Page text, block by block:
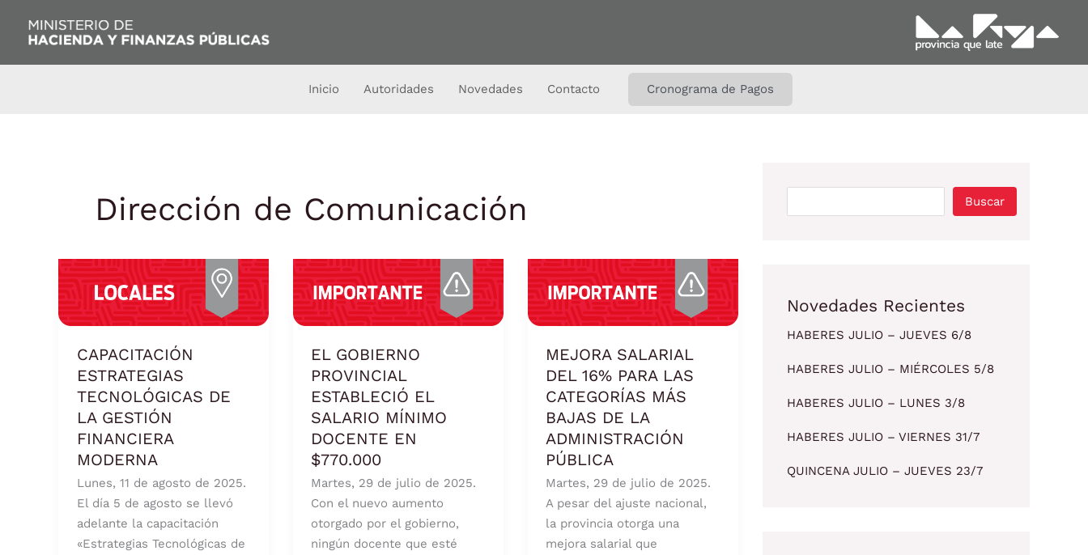
contenido
Inicio Autoridades Novedades Contacto Cronograma de Pagos
Dirección de Comunicación
CAPACITACIÓN
ESTRATEGIAS
TECNOLÓGICAS DE
LA GESTIÓN
FINANCIERA
MODERNA
Lunes, 11 de agosto de 2025.
El día 5 de agosto se llevó
adelante la capacitación
«Estrategias Tecnológicas de
ESTRATEGIAS
DE
LA
GESTIÓN
FINANCIERA
MODERNA
EL GOBIERNO
PROVINCIAL
ESTABLECIÓ EL
SALARIO MÍNIMO
DOCENTE EN
$770.000
Martes, 29 de julio de 2025.
Con el nuevo aumento
otorgado por el gobierno,
ningún docente que esté
GOBIERNO
ESTABLECIÓ
EL
SALARIO
MÍNIMO
DOCENTE
EN
$770.000
MEJORA SALARIAL
DEL 16% PARA LAS
CATEGORÍAS MÁS
BAJAS DE LA
ADMINISTRACIÓN
PÚBLICA
Martes, 29 de julio de 2025.
A pesar del ajuste nacional,
la provincia otorga una
mejora salarial que
SALARIAL
16%
PARA
LAS
CATEGORÍAS
MÁS
BAJAS
DE
LA
ADMINISTRACIÓN
PÚBLICA
a
Buscar
Novedades Recientes
HABERES JULIO – JUEVES 6/8
HABERES JULIO – MIÉRCOLES 5/8
HABERES JULIO – LUNES 3/8
HABERES JULIO – VIERNES 31/7
QUINCENA JULIO – JUEVES 23/7